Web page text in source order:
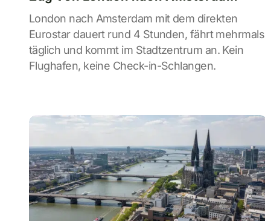
London nach Amsterdam mit dem direkten
Eurostar dauert rund 4 Stunden, fährt mehrmals
täglich und kommt im Stadtzentrum an. Kein
Flughafen, keine Check-in-Schlangen.